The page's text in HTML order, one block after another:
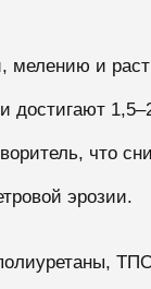
мелению и
достигают
что
эрозии.